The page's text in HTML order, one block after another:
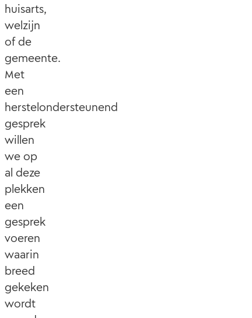
huisarts,
welzijn
of de
gemeente.
Met
een
herstelondersteunend
gesprek
willen
we op
al deze
plekken
een
gesprek
voeren
waarin
breed
gekeken
wordt